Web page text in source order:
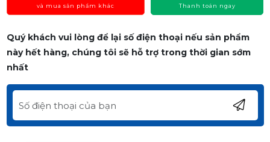
và mua sản phẩm khác Thanh toán ngay
Quý khách vui lòng để lại số điện thoại nếu sản phẩm
này hết hàng, chúng tôi sẽ hỗ trợ trong thời gian sớm
nhất